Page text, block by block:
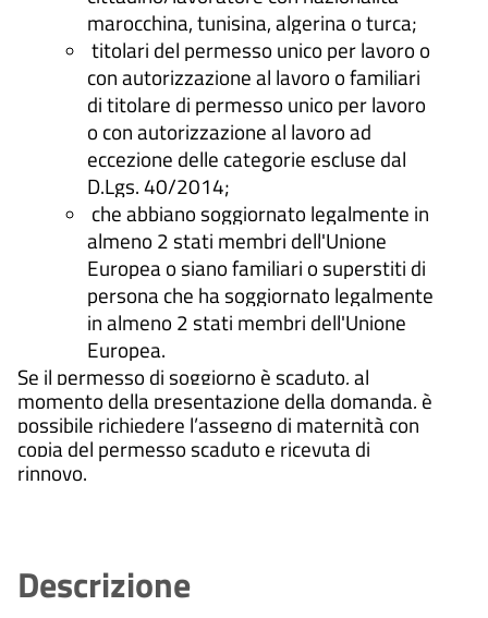
marocchina, tunisina, algerina o turca;
titolari del permesso unico per lavoro o
con autorizzazione al lavoro o familiari
di titolare di permesso unico per lavoro
o con autorizzazione al lavoro ad
eccezione delle categorie escluse dal
D.Lgs. 40/2014;
che abbiano soggiornato legalmente in
almeno 2 stati membri dell'Unione
Europea o siano familiari o superstiti di
persona che ha soggiornato legalmente
in almeno 2 stati membri dell'Unione
Europea.
Se il permesso di soggiorno è scaduto, al
momento della presentazione della domanda, è
possibile richiedere l’assegno di maternità con
copia del permesso scaduto e ricevuta di
rinnovo.
Descrizione